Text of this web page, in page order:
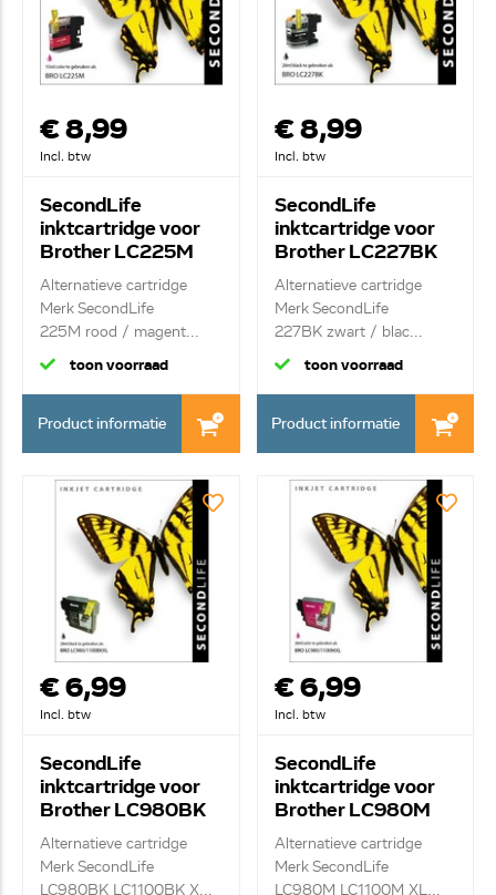
€ 8,99
Incl. btw
SecondLife
inktcartridge voor
Brother LC225M
rood
Alternatieve cartridge
Merk SecondLife
225M rood / magent...
toon voorraad
Product informatie
€ 8,99
Incl. btw
SecondLife
inktcartridge voor
Brother LC227BK
zwart
Alternatieve cartridge
Merk SecondLife
227BK zwart / blac...
toon voorraad
Product informatie
€ 6,99
Incl. btw
SecondLife
inktcartridge voor
Brother LC980BK
LC1100BK XL
zwart
Alternatieve cartridge
Merk SecondLife
LC980BK LC1100BK X...
€ 6,99
Incl. btw
SecondLife
inktcartridge voor
Brother LC980M
LC1100M XL rood
Alternatieve cartridge
Merk SecondLife
LC980M LC1100M XL...